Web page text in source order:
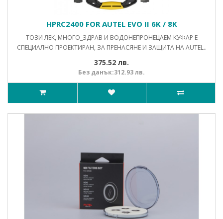
HPRC2400 FOR AUTEL EVO II 6K / 8K
ТОЗИ ЛЕК, МНОГО_ЗДРАВ И ВОДОНЕПРОНЕЦАЕМ КУФАР Е
СПЕЦИАЛНО ПРОЕКТИРАН, ЗА ПРЕНАСЯНЕ И ЗАЩИТА НА AUTEL..
375.52 лв.
Без данък:312.93 лв.